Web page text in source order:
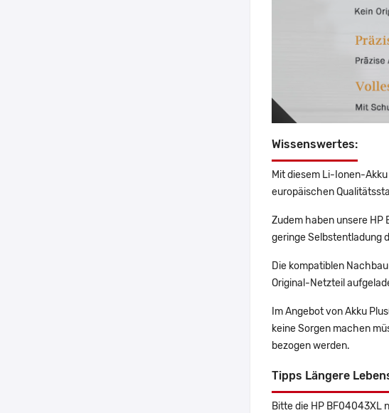
Wissenswertes:
Mit diesem Li-Ionen-
europäischen
Zudem haben unsere
geringe Selbstentladung
Die kompatiblen
Original-Netzteil
Im Angebot von Akku
keine Sorgen machen
bezogen werden.
Tipps Längere
Bitte die HP BF04043XL